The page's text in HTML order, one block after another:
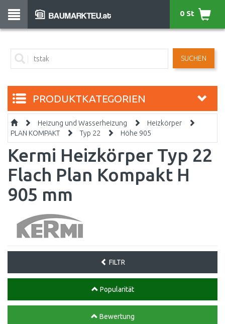
SUCHEN
0 St
PRODUKTKATEGORIEN
Heizung und Wasserheizung
Heizkörper
PLAN KOMPAKT
Typ 22 Höhe 905
Kermi Heizkörper Typ 22
Flach Plan Kompakt H
905 mm
FILTR
Popularität
Bewertung